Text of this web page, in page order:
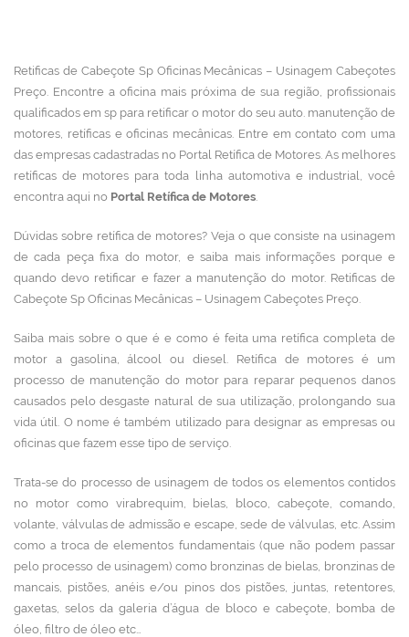
Retificas de Cabeçote Sp Oficinas Mecânicas – Usinagem Cabeçotes
Preço. Encontre a oficina mais próxima de sua região, profissionais
qualificados em sp para retificar o motor do seu auto. manutenção de
motores, retíficas e oficinas mecânicas. Entre em contato com uma
das empresas cadastradas no Portal Retífica de Motores. As melhores
retíficas de motores para toda linha automotiva e industrial, você
encontra aqui no Portal Retífica de Motores.
Dúvidas sobre retífica de motores? Veja o que consiste na usinagem
de cada peça fixa do motor, e saiba mais informações porque e
quando devo retificar e fazer a manutenção do motor. Retificas de
Cabeçote Sp Oficinas Mecânicas – Usinagem Cabeçotes Preço.
Saiba mais sobre o que é e como é feita uma retífica completa de
motor a gasolina, álcool ou diesel. Retífica de motoresé um
processo de manutenção do motor para reparar pequenos danos
causados pelo desgaste natural de sua utilização, prolongando sua
vida útil. O nome é também utilizado para designar as empresas ou
oficinas que fazem esse tipo de serviço.
Trata-se do processo de usinagem de todos os elementos contidos
no motor como virabrequim, bielas, bloco, cabeçote, comando,
volante, válvulas de admissão e escape, sede de válvulas, etc. Assim
como a troca de elementos fundamentais (que não podem passar
pelo processo de usinagem) como bronzinas de bielas, bronzinas de
mancais, pistões, anéis e/ou pinos dos pistões, juntas, retentores,
gaxetas, selos da galeria d’água de bloco e cabeçote, bomba de
óleo, filtro de óleo etc…